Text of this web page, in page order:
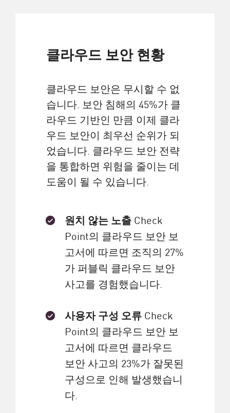
클라우드 보안 현황
클라우드 보안은 무시할 수 없
습니다. 보안 침해의 45%가 클
라우드 기반인 만큼 이제 클라
우드 보안이 최우선 순위가 되
었습니다. 클라우드 보안 전략
을 통합하면 위험을 줄이는 데
도움이 될 수 있습니다.
원치 않는 노출 Check
Point의 클라우드 보안 보
고서에 따르면 조직의 27%
가 퍼블릭 클라우드 보안
사고를 경험했습니다.
사용자 구성 오류 Check
Point의 클라우드 보안 보
고서에 따르면 클라우드
보안 사고의 23%가 잘못된
구성으로 인해 발생했습니
다.